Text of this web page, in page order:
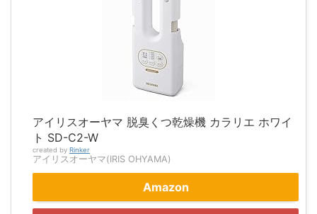
アイリスオーヤマ 脱臭くつ乾燥機 カラリエ ホワイ
ト SD-C2-W
created by Rinker
アイリスオーヤマ(IRIS OHYAMA)
Amazon